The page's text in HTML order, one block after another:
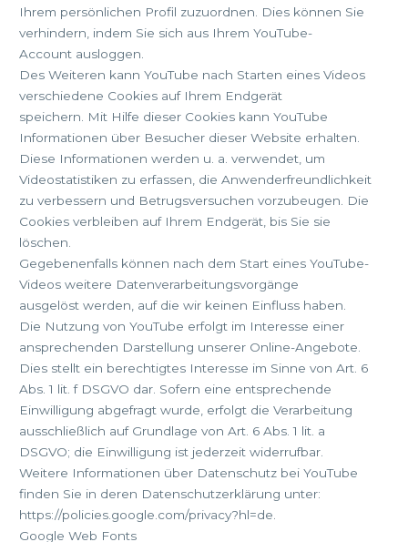
Ihrem persönlichen Profil zuzuordnen. Dies können Sie
verhindern, indem Sie sich aus Ihrem YouTube-
Account ausloggen.
Des Weiteren kann YouTube nach Starten eines Videos
verschiedene Cookies auf Ihrem Endgerät
speichern. Mit Hilfe dieser Cookies kann YouTube
Informationen über Besucher dieser Website erhalten.
Diese Informationen werden u. a. verwendet, um
Videostatistiken zu erfassen, die Anwenderfreundlichkeit
zu verbessern und Betrugsversuchen vorzubeugen. Die
Cookies verbleiben auf Ihrem Endgerät, bis Sie sie
löschen.
Gegebenenfalls können nach dem Start eines YouTube-
Videos weitere Datenverarbeitungsvorgänge
ausgelöst werden, auf die wir keinen Einfluss haben.
Die Nutzung von YouTube erfolgt im Interesse einer
ansprechenden Darstellung unserer Online-Angebote.
Dies stellt ein berechtigtes Interesse im Sinne von Art. 6
Abs. 1 lit. f DSGVO dar. Sofern eine entsprechende
Einwilligung abgefragt wurde, erfolgt die Verarbeitung
ausschließlich auf Grundlage von Art. 6 Abs. 1 lit. a
DSGVO; die Einwilligung ist jederzeit widerrufbar.
Weitere Informationen über Datenschutz bei YouTube
finden Sie in deren Datenschutzerklärung unter:
https://policies.google.com/privacy?hl=de.
Google Web Fonts